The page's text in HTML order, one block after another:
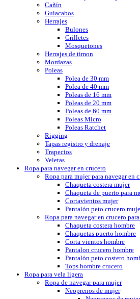
Cañín
Guiacabos
Herrajes
Bulones
Grilletes
Mosquetones
Herrajes de timon
Mordazas
Poleas
Polea de 30 mm
Polea de 40 mm
Poleas de 16 mm
Poleas de 20 mm
Poleas de 60 mm
Poleas Micro
Poleas Ratchet
Rigging
Tapas registro y drenaje
Trapecios
Veletas
Ropa para navegar en crucero
Ropa para mujer para navegar en
Chaqueta costera mujer
Chaqueta de puerto para
Cortavientos mujer
Pantalón peto crucero
Ropa para navegar en crucero
Chaqueta costera hombre
Chaquetas puerto hombre
Corta vientos hombre
Pantalon crucero hombre
Pantalón peto costero
Tops hombre crucero
Ropa para vela ligera
Ropa de navegar para mujer
Neoprenos de mujer